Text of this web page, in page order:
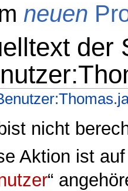
neuen
der
nicht
Aktion ist
“